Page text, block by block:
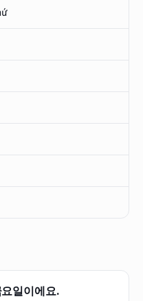
일이에요.